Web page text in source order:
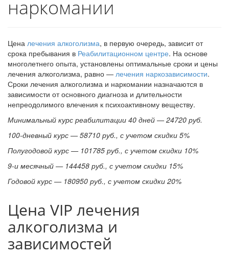
наркомании
Цена лечения алкоголизма, в первую очередь, зависит от
срока пребывания в Реабилитационном центре. На основе
многолетнего опыта, установлены оптимальные сроки и цены
лечения алкоголизма, равно — лечения наркозависимости.
Сроки лечения алкоголизма и наркомании назначаются в
зависимости от основного диагноза и длительности
непреодолимого влечения к психоактивному веществу.
Минимальный курс реабилитации 40 дней — 24720 руб.
100-дневный курс — 58710 руб., с учетом скидки 5%
Полугодовой курс — 101785 руб., с учетом скидки 10%
9-и месячный — 144458 руб., с учетом скидки 15%
Годовой курс — 180950 руб., с учетом скидки 20%
Цена VIP лечения
алкоголизма и
зависимостей